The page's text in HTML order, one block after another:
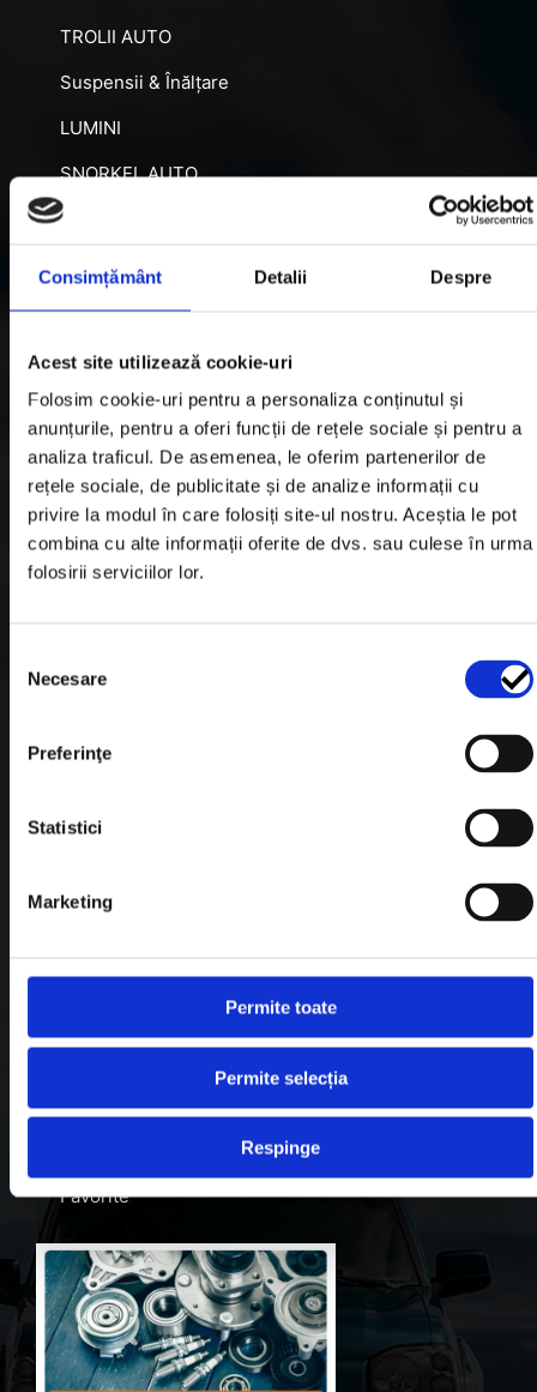
Consimțământ Detalii Despre
Acest site utilizează cookie-uri
Folosim cookie-uri pentru a personaliza conținutul și
anunțurile, pentru a oferi funcții de rețele sociale și pentru a
analiza traficul. De asemenea, le oferim partenerilor de
rețele sociale, de publicitate și de analize informații cu
privire la modul în care folosiți site-ul nostru. Aceștia le pot
combina cu alte informații oferite de dvs. sau culese în urma
folosirii serviciilor lor.
consimțământului
Necesare
Preferinţe
Statistici
Marketing
Permite toate
Permite selecția
Respinge
TROLII AUTO
Suspensii & Înălțare
LUMINI
SNORKEL AUTO
ACCESORII RECUPERARE
DIFERENȚIALE BLOCABILE
DISTANTIERE
Jante Oțel
Informatii utile
Informatii Livrare
Garantie si Retur
Politica de Cookies
Despre noi
Favorite